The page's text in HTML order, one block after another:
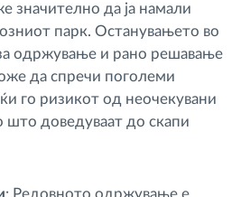
значително да ја намали
парк. Останувањето во
одржување и рано решавање
да спречи поголеми
го ризикот од неочекувани
што доведуваат до скапи